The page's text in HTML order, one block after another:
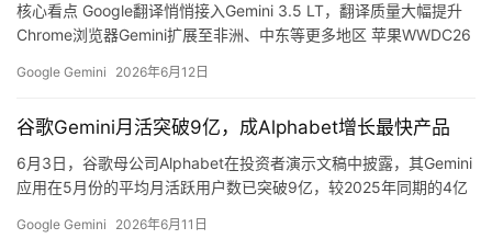
好
教
程
核心看点 Google翻译悄悄接入Gemini 3.5 LT，翻译质量大幅提升
Chrome浏览器Gemini扩展至非洲、中东等更多地区 苹果WWDC26
内发布，月活用户已突破9亿 Google翻译接入Gemini 3.5 LT，翻译
Google Gemini 2026年6月12日
谷歌Gemini月活突破9亿，成Alphabet增长最快产品
6月3日，谷歌母公司Alphabet在投资者演示文稿中披露，其Gemini
应用在5月份的平均月活跃用户数已突破9亿，较2025年同期的4亿
最快的产品之一。更值得关注的是，Gemini已深度集成到13款月活
Google Gemini 2026年6月11日